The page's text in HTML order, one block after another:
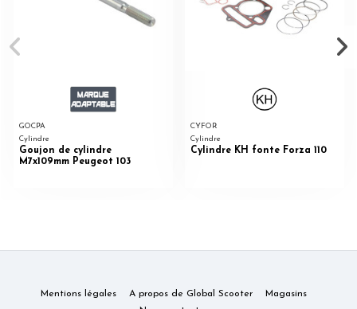
GOCPA
Cylindre
Goujon de cylindre
M7x109mm Peugeot 103
CYFOR
Cylindre
Cylindre KH fonte Forza 110
Mentions légales A propos de Global Scooter
Magasins